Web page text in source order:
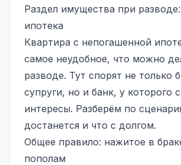
Раздел имущества при
ипотека
Квартира с непогашенной
самое неудобное, что можно
разводе. Тут спорят не только
супруги, но и банк, у которого
интересы. Разберём по
достанется и что с долгом.
Общее правило: нажитое в
пополам